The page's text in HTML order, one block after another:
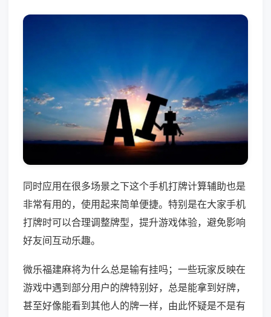
同时应用在很多场景之下这个手机打牌计算辅助也是
非常有用的，使用起来简单便捷。特别是在大家手机
打牌时可以合理调整牌型，提升游戏体验，避免影响
好友间互动乐趣。
微乐福建麻将为什么总是输有挂吗；一些玩家反映在
游戏中遇到部分用户的牌特别好，总是能拿到好牌，
甚至好像能看到其他人的牌一样，由此怀疑是不是有